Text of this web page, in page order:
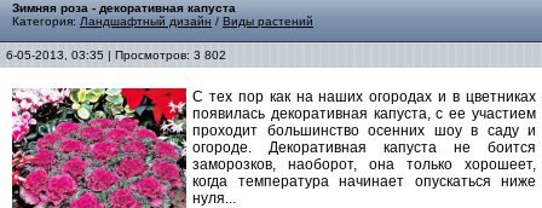
Зимняя роза - декоративная капуста
Категория: Ландшафтный дизайн / Виды растений
6-05-2013, 03:35 | Просмотров: 3 802
С тех пор как на наших огородах и в цветниках
появилась декоративная капуста, с ее участием
проходит большинство осенних шоу в саду и
огороде. Декоративная капуста не боится
заморозков, наоборот, она только хорошеет,
когда температура начинает опускаться ниже
нуля...